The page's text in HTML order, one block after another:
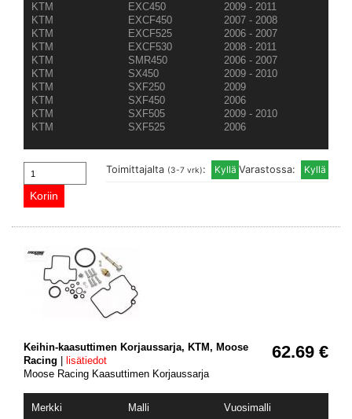
KTM
EXC450
2009 - 2011
KTM
EXCF450
2007 - 2008
KTM
EXCF525
2006 - 2007
KTM
EXCF530
2008 - 2011
KTM
SMR450
2006 - 2007
KTM
SX450
2009 - 2010
KTM
SXF250
2009
KTM
SXF450
2006
KTM
SXF505
2009 - 2010
KTM
SXF525 2006
Varastossa:
Toimittajalta (3-7 vrk):
62.69 €
Keihin-kaasuttimen Korjaussarja, KTM, Moose
Racing
lisätiedot
Moose Racing Kaasuttimen Korjaussarja
Merkki Malli
Vuosimalli